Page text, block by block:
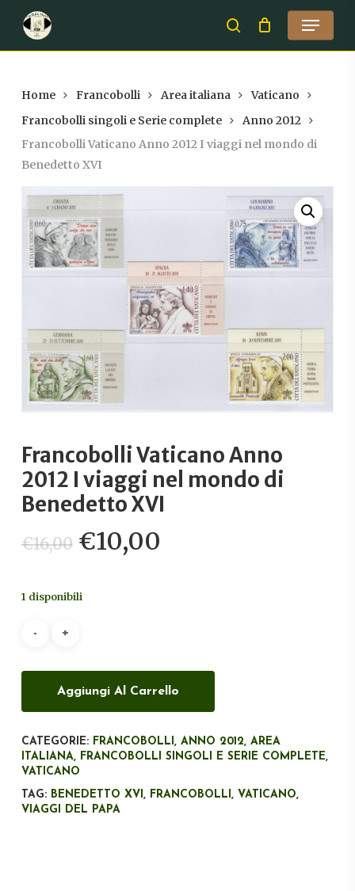
main
search
Menu
Home Francobolli Area italiana
Vaticano
Francobolli singoli e Serie complete
Anno 2012
Francobolli Vaticano Anno 2012 I viaggi nel mondo di
Benedetto XVI
Francobolli Vaticano Anno
2012 I viaggi nel mondo di
Benedetto XVI
€16,00 Il
prezzo
originale
€10,00
1 disponibili
Aggiungi Al Carrello
CATEGORIE: FRANCOBOLLI, ANNO 2012, AREA
ITALIANA, FRANCOBOLLI SINGOLI E SERIE COMPLETE,
VATICANO
TAG: BENEDETTO XVI, FRANCOBOLLI, VATICANO,
VIAGGI DEL PAPA
Close